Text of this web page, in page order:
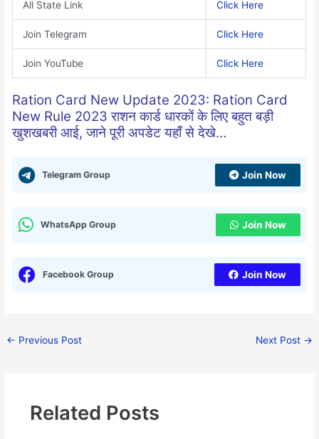
All State Link Click Here
Join Telegram Click Here
Join YouTube Click Here
Ration Card New Update 2023: Ration Card
New Rule 2023 राशन कार्ड धारकों के लिए बहुत बड़ी
खुशखबरी आई, जाने पूरी अपडेट यहाँ से देखे…
Telegram Group Join Now
WhatsApp Group Join Now
Facebook Group Join Now
← Previous Post Next Post →
Related Posts